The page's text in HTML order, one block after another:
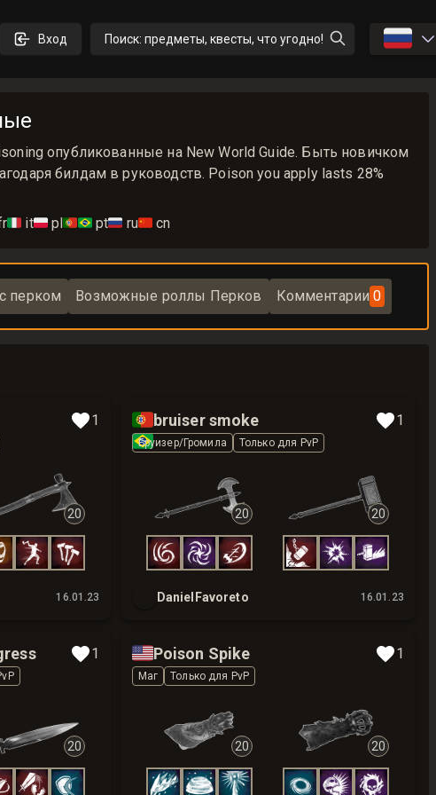
Вход Поиск: предметы, квесты, что угодно! 🇷🇺
опубликованные на New World Guide. Быть новичком
билдам в руководств. Poison you apply lasts 28%
🇮🇹 it🇵🇱 pl🇵🇹🇧🇷 pt🇷🇺 ru🇨🇳 cn
перком Возможные роллы Перков Комментарии 0
1
20
16.01.23
🇵🇹
🇧🇷
bruiser smoke 1
Бруизер/Громила Только для PvP
20 20
DanielFavoreto 16.01.23
1
20
🇺🇸Poison Spike 1
Маг Только для PvP
20 20